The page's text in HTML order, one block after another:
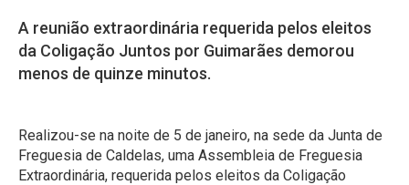
A reunião extraordinária requerida pelos eleitos
da Coligação Juntos por Guimarães demorou
menos de quinze minutos.
Realizou-se na noite de 5 de janeiro, na sede da Junta de
Freguesia de Caldelas, uma Assembleia de Freguesia
Extraordinária, requerida pelos eleitos da Coligação